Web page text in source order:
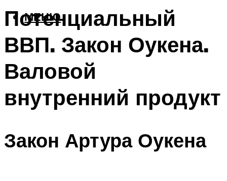
МЕНЮ
Потенциальный
ВВП. Закон Оукена.
Валовой
внутренний продукт
Закон Артура Оукена